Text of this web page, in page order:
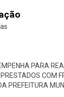
PARA
COM
PREFEITURA